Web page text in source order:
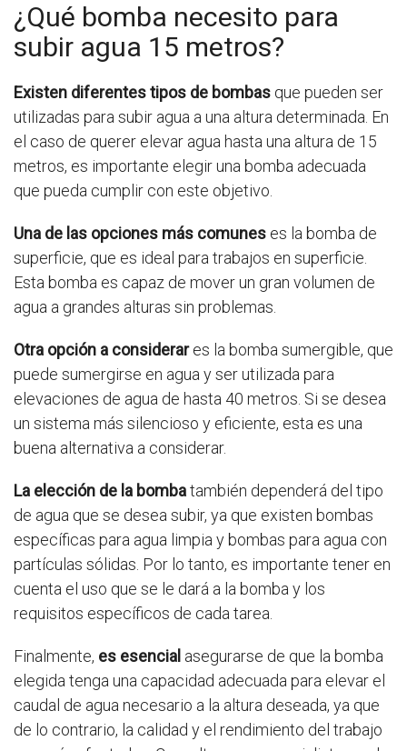
¿Qué bomba necesito para
subir agua 15 metros?
Existen diferentes tipos de bombas que pueden ser
utilizadas para subir agua a una altura determinada. En
el caso de querer elevar agua hasta una altura de 15
metros, es importante elegir una bomba adecuada
que pueda cumplir con este objetivo.
Una de las opciones más comunes es la bomba de
superficie, que es ideal para trabajos en superficie.
Esta bomba es capaz de mover un gran volumen de
agua a grandes alturas sin problemas.
Otra opción a considerares la bomba sumergible, que
puede sumergirse en agua y ser utilizada para
elevaciones de agua de hasta 40 metros. Si se desea
un sistema más silencioso y eficiente, esta es una
buena alternativa a considerar.
La elección de la bombatambién dependerá del tipo
de agua que se desea subir, ya que existen bombas
específicas para agua limpia y bombas para agua con
partículas sólidas. Por lo tanto, es importante tener en
cuenta el uso que se le dará a la bomba y los
requisitos específicos de cada tarea.
Finalmente, es esencial asegurarse de que la bomba
elegida tenga una capacidad adecuada para elevar el
caudal de agua necesario a la altura deseada, ya que
de lo contrario, la calidad y el rendimiento del trabajo